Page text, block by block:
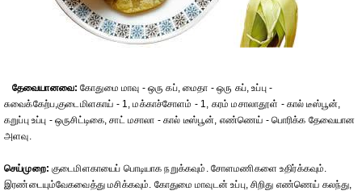
தேவையானவை: கோதுமை மாவு - ஒரு கப், மைதா - ஒரு கப், உப்பு -
சுவைக்கேற்ப,குடைமிளகாய் - 1, மக்காச்சோளம் - 1, கரம் மசாலாதூள் - கால் டீஸ்பூன்,
கறுப்பு உப்பு - ஒருசிட்டிகை, சாட் மசாலா - கால் டீஸ்பூன், எண்ணெய் - பொரிக்க தேவையான
அளவு.
செய்முறை: குடைமிளகாயைப் பொடியாக நறுக்கவும். சோளமணிகளை உதிர்க்கவும்.
இரண்டையும்வேகவைத்து மசிக்கவும். கோதுமை மாவுடன் உப்பு, சிறிது எண்ணெய் கலந்து,